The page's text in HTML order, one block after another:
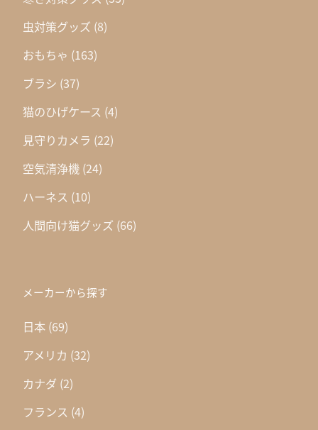
虫対策グッズ (8)
おもちゃ (163)
ブラシ (37)
猫のひげケース (4)
見守りカメラ (22)
空気清浄機 (24)
ハーネス (10)
人間向け猫グッズ (66)
メーカーから探す
日本 (69)
アメリカ (32)
カナダ (2)
フランス (4)